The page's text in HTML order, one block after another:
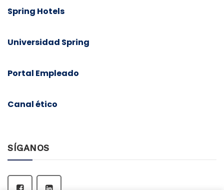
Spring Hotels
Universidad Spring
Portal Empleado
Canal ético
SÍGANOS